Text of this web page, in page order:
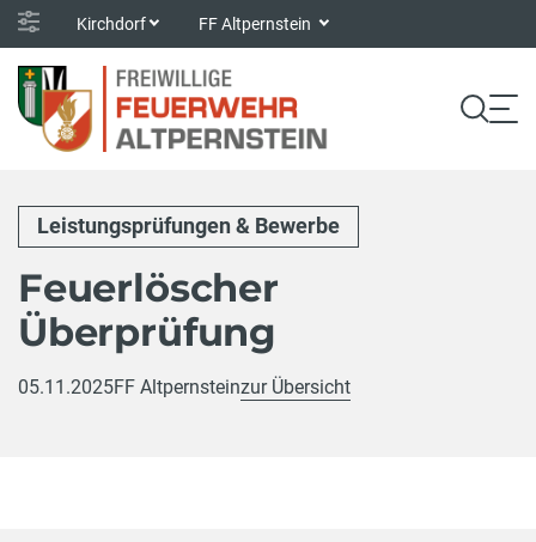
Kirchdorf FF Altpernstein
Leistungsprüfungen & Bewerbe
Feuerlöscher
Überprüfung
05.11.2025FF Altpernsteinzur Übersicht